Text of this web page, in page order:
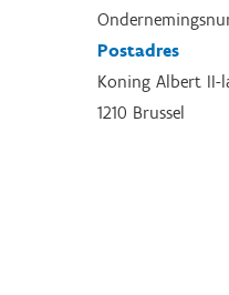
Postadres
Koning Albert II-
1210 Brussel